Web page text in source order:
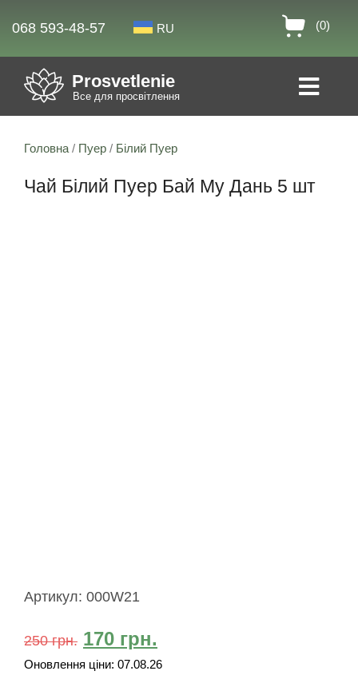
068 593-48-57 RU (0)
Prosvetlenie
Все для просвітлення
Головна / Пуер / Білий Пуер
Чай Білий Пуер Бай Му Дань 5 шт
Артикул: 000W21
250грн. 170 грн.
Оновлення ціни: 07.08.26